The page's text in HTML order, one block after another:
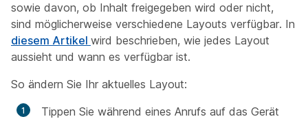
sowie davon, ob Inhalt freigegeben wird oder nicht,
sind möglicherweise verschiedene Layouts verfügbar. In
diesem Artikel wird beschrieben, wie jedes Layout
aussieht und wann es verfügbar ist.
So ändern Sie Ihr aktuelles Layout:
Tippen Sie während eines Anrufs auf das Gerät